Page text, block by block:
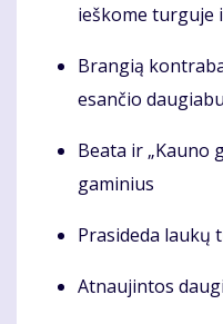
ieškome turguje
Brangią
esančio
Beata ir „Kauno
gaminius
Prasideda laukų
Atnaujintos